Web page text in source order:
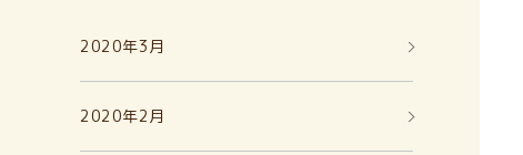
2020年3月
2020年2月